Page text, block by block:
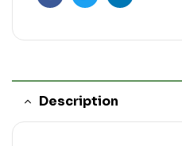
FacebookTwitterLinkedin
Description